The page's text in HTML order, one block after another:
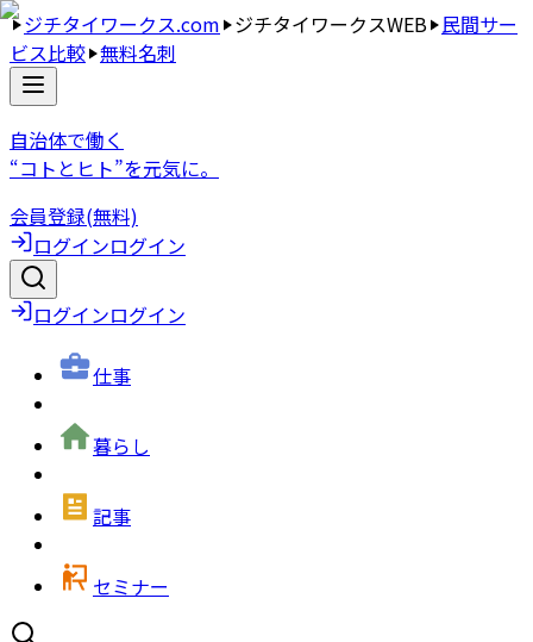
ジチタイワークス.com ジチタイワークスWEB 民間サー
ビス比較 無料名刺
自治体で働く
“コトとヒト”を元気に。
会員登録(無料)
ログインログイン
ログインログイン
仕事
暮らし
記事
セミナー